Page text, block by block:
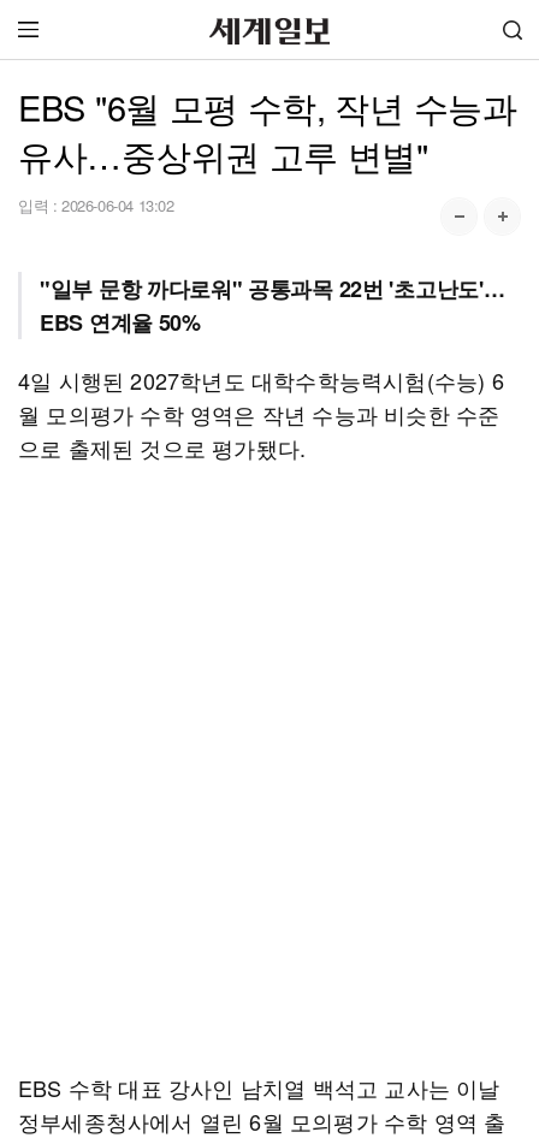
EBS "6월 모평 수학, 작년 수능과
유사…중상위권 고루 변별"
입력 : 2026-06-04 13:02
"일부 문항 까다로워" 공통과목 22번 '초고난도'…
EBS 연계율 50%
4일 시행된 2027학년도 대학수학능력시험(수능) 6
월 모의평가 수학 영역은 작년 수능과 비슷한 수준
으로 출제된 것으로 평가됐다.
EBS 수학 대표 강사인 남치열 백석고 교사는 이날
정부세종청사에서 열린 6월 모의평가 수학 영역 출